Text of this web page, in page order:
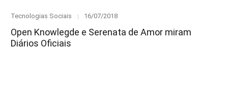
Category
Tecnologias Sociais
Posted
16/07/2018
Open Knowlegde e Serenata de Amor miram
Diários Oficiais